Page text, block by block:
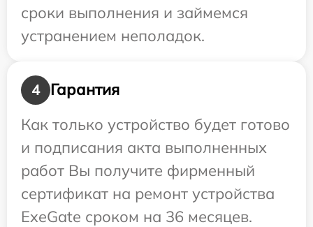
сроки выполнения и займемся
устранением неполадок.
4
Гарантия
Как только устройство будет готово
и подписания акта выполненных
работ Вы получите фирменный
сертификат на ремонт устройства
ExeGate сроком на 36 месяцев.